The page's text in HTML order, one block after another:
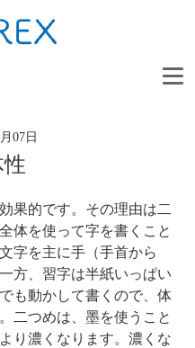
07日
果的です。その理由は二
体を使って字を書くこと
字を主に手（手首から
方、習字は半紙いっぱい
も動かして書くので、体
二つめは、墨を使うこと
り濃くなります。濃くな